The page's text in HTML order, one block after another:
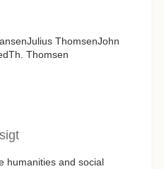
ThomsenJohn
Thomsen
humanities and social